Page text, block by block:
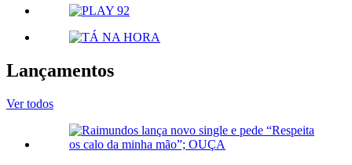
Lançamentos
Ver todos